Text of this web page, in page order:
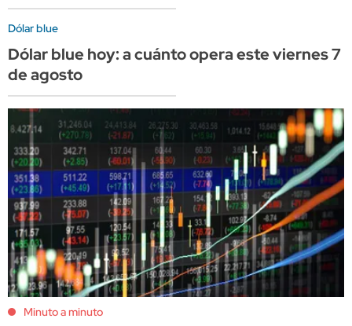
Dólar blue
Dólar blue hoy: a cuánto opera este viernes 7
de agosto
Minuto a minuto